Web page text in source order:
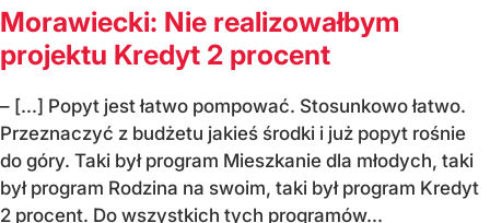
Morawiecki: Nie realizowałbym
projektu Kredyt 2 procent
– [...] Popyt jest łatwo pompować. Stosunkowo łatwo.
Przeznaczyć z budżetu jakieś środki i już popyt rośnie
do góry. Taki był program Mieszkanie dla młodych, taki
był program Rodzina na swoim, taki był program Kredyt
2 procent. Do wszystkich tych programów...